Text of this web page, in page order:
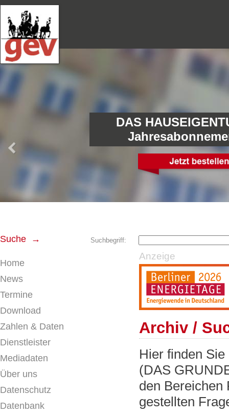
Suche → Suchbegriff:
Home
News
Termine
Download
Zahlen & Daten
Dienstleister
Mediadaten
Über uns
Datenschutz
Datenbank
Anzeige
Archiv /
Hier finden
(DAS
den Bereichen
gestellten
DAS